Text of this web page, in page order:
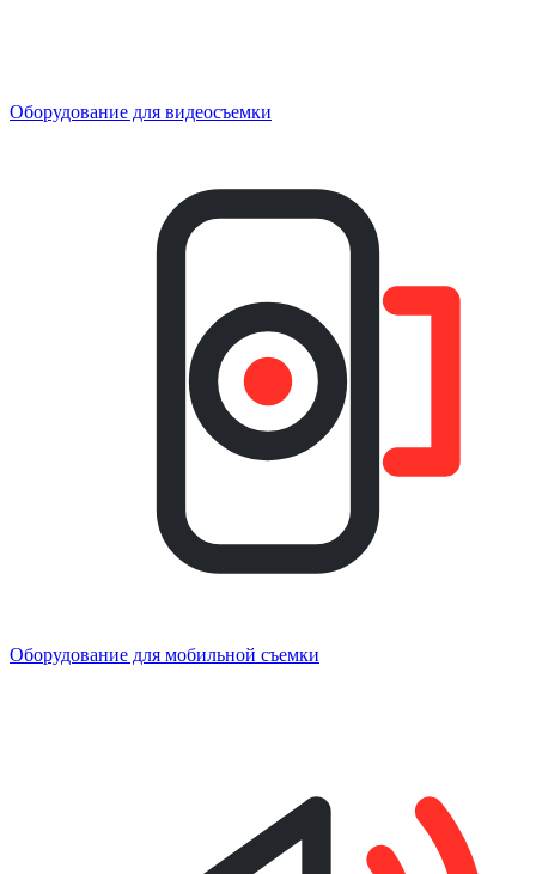
Оборудование для видеосъемки
Оборудование для мобильной съемки